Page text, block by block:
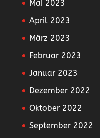
Mai 2023
April 2023
März 2023
Februar 2023
Januar 2023
Dezember 2022
Oktober 2022
September 2022